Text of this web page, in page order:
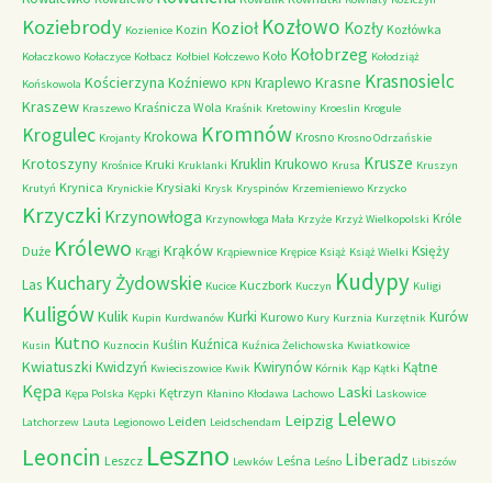
Koziebrody Kozienice Kozin Kozioł Kozłowo Kozły Kozłówka
Kołaczkowo Kołaczyce Kołbacz Kołbiel Kołczewo Koło Kołobrzeg Kołodziąż
Końskowola Kościerzyna Koźniewo KPN Kraplewo Krasne Krasnosielc
Kraszew Kraszewo Kraśnicza Wola Kraśnik Kretowiny Kroeslin Krogule
Krogulec Krojanty Krokowa Kromnów Krosno Krosno Odrzańskie
Krotoszyny Krośnice Kruki Kruklanki Kruklin Krukowo Krusa Krusze Kruszyn
Krutyń Krynica Krynickie Krysiaki Krysk Kryspinów Krzemieniewo Krzycko
Krzyczki Krzynowłoga Krzynowłoga Mała Krzyże Krzyż Wielkopolski Króle
Duże Królewo Krągi Krąków Krąpiewnice Krępice Książ Książ Wielki Księży
Las Kuchary Żydowskie Kucice Kuczbork Kuczyn Kudypy Kuligi
KuligówKulik Kupin Kurdwanów Kurki Kurowo Kury Kurznia Kurzętnik Kurów
Kusin Kutno Kuznocin Kuślin Kuźnica Kuźnica Żelichowska Kwiatkowice
Kwiatuszki Kwidzyń Kwieciszowice Kwik Kwirynów Kórnik Kąp Kątki Kątne
Kępa Kępa Polska Kępki Kętrzyn Kłanino Kłodawa Lachowo Laski Laskowice
Latchorzew Lauta Legionowo Leiden Leidschendam Leipzig Lelewo
Leoncin Leszcz Leszno Lewków Leśna Leśno Liberadz Libiszów